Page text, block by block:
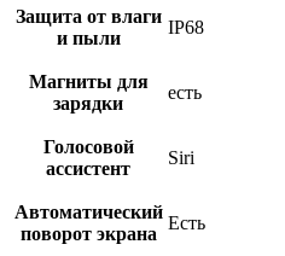
Защита от влаги
и пыли
IP68
Магниты для
зарядки
есть
Голосовой
ассистент
Siri
Автоматический
поворот экрана
Есть